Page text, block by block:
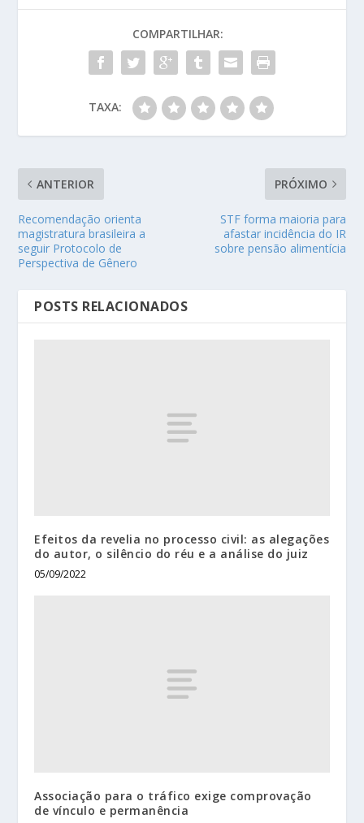
COMPARTILHAR:
TAXA:
ANTERIOR
Recomendação orienta
magistratura brasileira a
seguir Protocolo de
Perspectiva de Gênero
PRÓXIMO
STF forma maioria para
afastar incidência do IR
sobre pensão alimentícia
POSTS RELACIONADOS
Efeitos da revelia no processo civil: as alegações
do autor, o silêncio do réu e a análise do juiz
05/09/2022
Associação para o tráfico exige comprovação
de vínculo e permanência